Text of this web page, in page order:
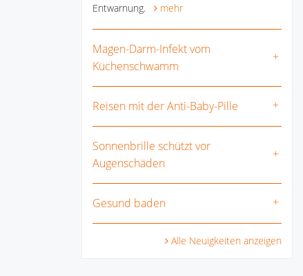
Entwarnung.
mehr
Magen-Darm-Infekt vom
Küchenschwamm
Reisen mit der Anti-Baby-Pille
Sonnenbrille schützt vor
Augenschäden
Gesund baden
Alle Neuigkeiten anzeigen